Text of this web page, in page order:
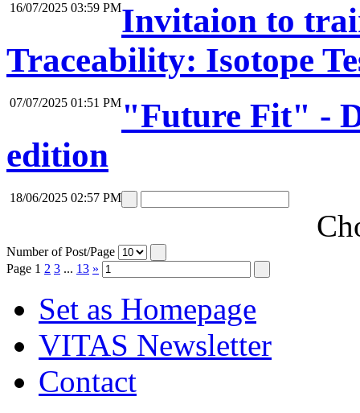
16/07/2025 03:59 PMInvitaion to
Traceability: Isotope
07/07/2025 01:51 PM "Future Fit" -
edition
18/06/2025 02:57 PM
Number of Post/Page
Page 1 2 3 ... 13 »
Set as Homepage
VITAS Newsletter
Contact